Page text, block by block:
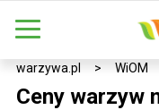
warzywa.pl > WiOM
Ceny warzyw